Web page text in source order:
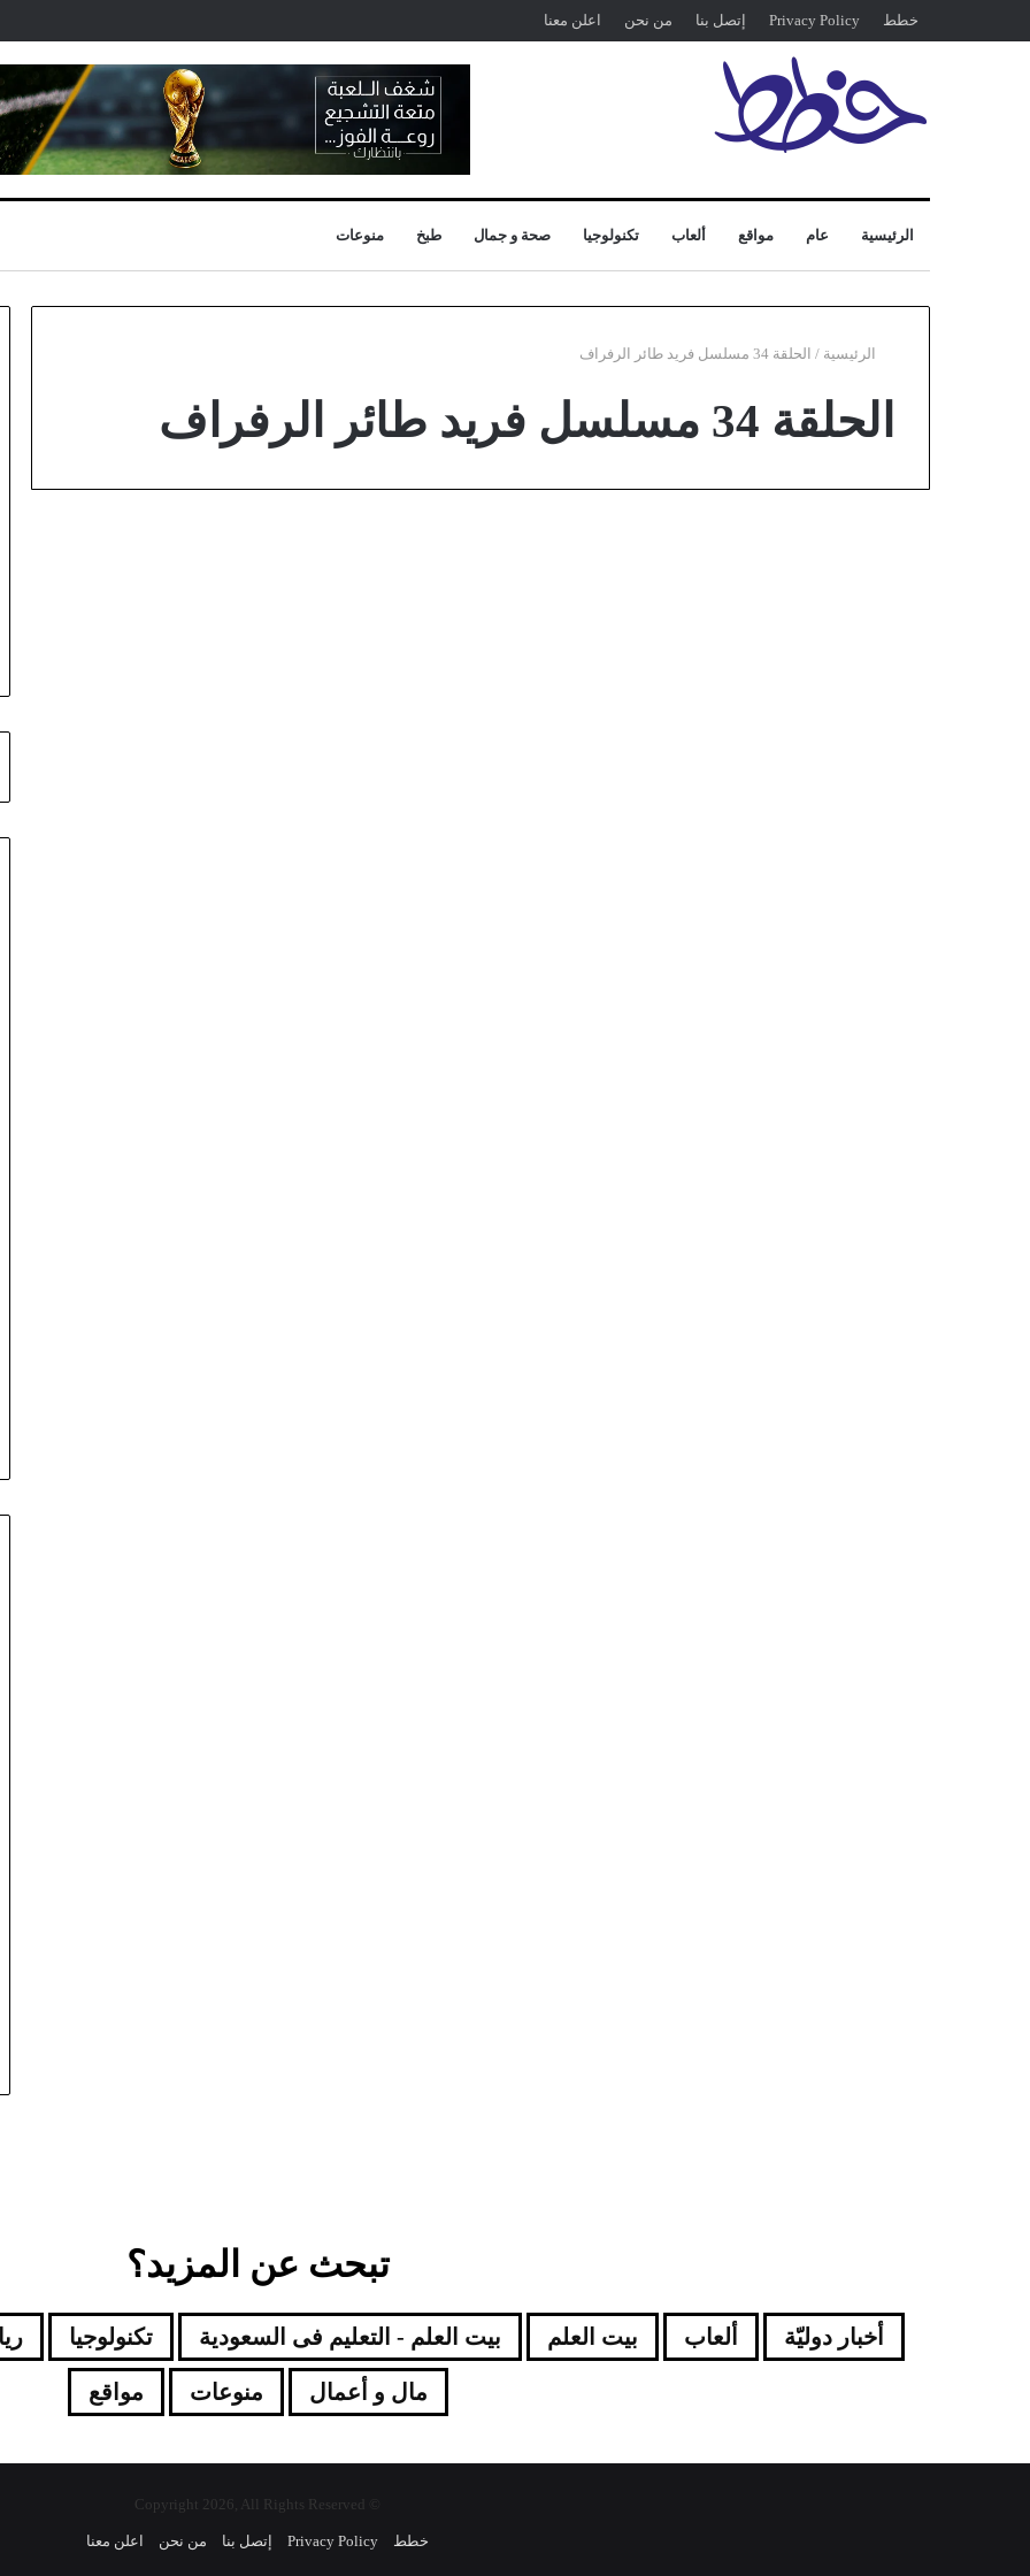
خطط Privacy Policy إتصل بنا من نحن اعلن معنا
الرئيسية عام مواقع ألعاب تكنولوجيا صحة و جمال طبخ منوعات
الرئيسية / الحلقة 34 مسلسل فريد طائر الرفراف
الحلقة 34 مسلسل فريد طائر الرفراف
تبحث عن المزيد؟
أخبار دوليّة ألعاب بيت العلم بيت العلم - التعليم فى السعودية تكنولوجيا
مال و أعمال منوعات مواقع
خطط Privacy Policy إتصل بنا من نحن اعلن معنا